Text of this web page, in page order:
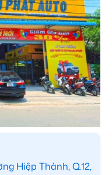
Hiệp Thành, Q.12,